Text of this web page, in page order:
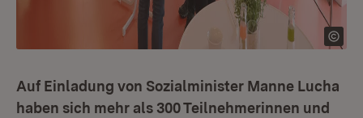
Auf Einladung von Sozialminister Manne Lucha
haben sich mehr als 300 Teilnehmerinnen und